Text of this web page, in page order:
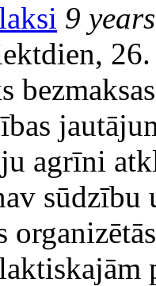
9
agrīni
sūdzību